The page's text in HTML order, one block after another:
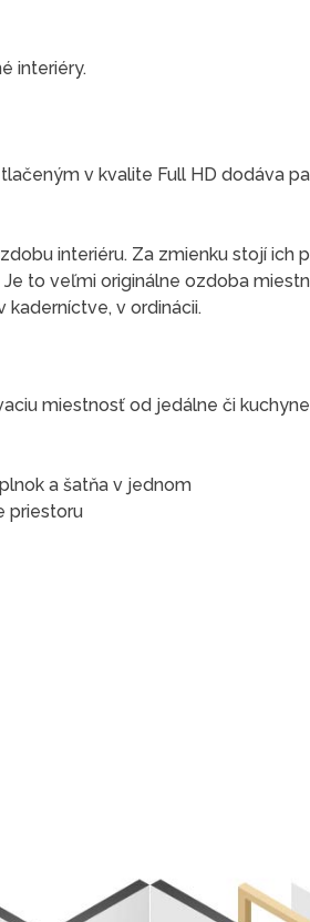
interiéry.
v kvalite Full HD dodáva
interiéru. Za zmienku stojí ich
to veľmi originálne ozdoba
kaderníctve, v ordinácii.
miestnosť od jedálne či kuchyne
a šatňa v jednom
priestoru